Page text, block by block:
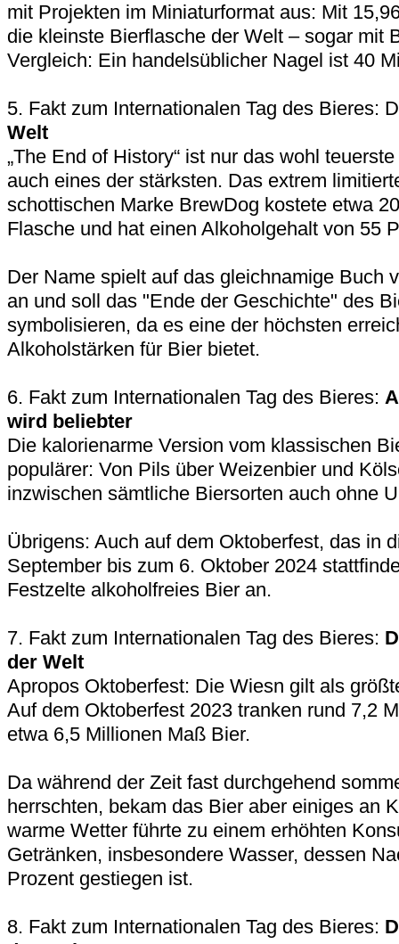
mit Projekten im Miniaturformat aus: Mit
die kleinste Bierflasche der Welt – sogar mit
Vergleich: Ein handelsüblicher Nagel ist 40
5. Fakt zum Internationalen Tag des Bieres: D
Welt
„The End of History“ ist nur das wohl
auch eines der stärksten. Das extrem
schottischen Marke BrewDog kostete etwa
Flasche und hat einen Alkoholgehalt von 55
Der Name spielt auf das gleichnamige Buch
an und soll das "Ende der Geschichte" des
symbolisieren, da es eine der höchsten
Alkoholstärken für Bier bietet.
6. Fakt zum Internationalen Tag des Bieres:
wird beliebter
Die kalorienarme Version vom klassischen
populärer: Von Pils über Weizenbier und
inzwischen sämtliche Biersorten auch ohne
Übrigens: Auch auf dem Oktoberfest, das in
September bis zum 6. Oktober 2024
Festzelte alkoholfreies Bier an.
7. Fakt zum Internationalen Tag des Bieres:
der Welt
Apropos Oktoberfest: Die Wiesn gilt als
Auf dem Oktoberfest 2023 tranken rund 7,2
etwa 6,5 Millionen Maß Bier.
Da während der Zeit fast durchgehend
herrschten, bekam das Bier aber einiges an
warme Wetter führte zu einem erhöhten
Getränken, insbesondere Wasser, dessen
Prozent gestiegen ist.
8. Fakt zum Internationalen Tag des Bieres: